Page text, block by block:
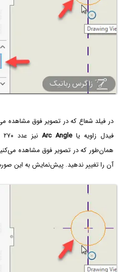
فیدل زاویه یاArc Angle
آن را تغییر ندهید. پیش‌نمایش به این